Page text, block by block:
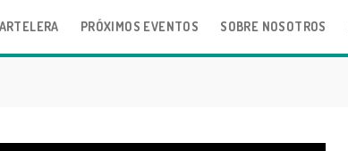
PRÓXIMOS EVENTOS SOBRE NOSOTROS